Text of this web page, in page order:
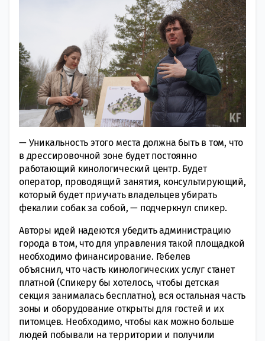
— Уникальность этого места должна быть в том, что
в дрессировочной зоне будет постоянно
работающий кинологический центр. Будет
оператор, проводящий занятия, консультирующий,
который будет приучать владельцев убирать
фекалии собак за собой, — подчеркнул спикер.
Авторы идей надеются убедить администрацию
города в том, что для управления такой площадкой
необходимо финансирование. Гебелев
объяснил, что часть кинологических услуг станет
платной (Спикеру бы хотелось, чтобы детская
секция занималась бесплатно), вся остальная часть
зоны и оборудование открыты для гостей и их
питомцев. Необходимо, чтобы как можно больше
людей побывали на территории и получили